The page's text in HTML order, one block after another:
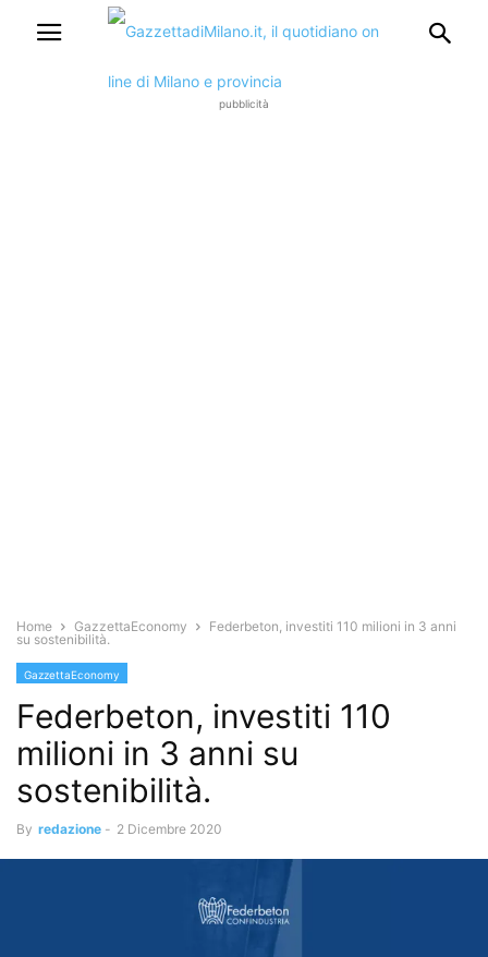
pubblicità
Home GazzettaEconomy
Federbeton, investiti 110 milioni in 3 anni
su sostenibilità.
GazzettaEconomy
Federbeton, investiti 110
milioni in 3 anni su
sostenibilità.
By redazione - 2 Dicembre 2020